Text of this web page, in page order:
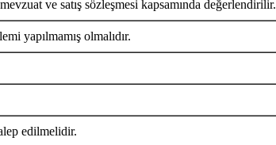
ve satış sözleşmesi kapsamında değerlendirilir.
yapılmamış olmalıdır.
edilmelidir.